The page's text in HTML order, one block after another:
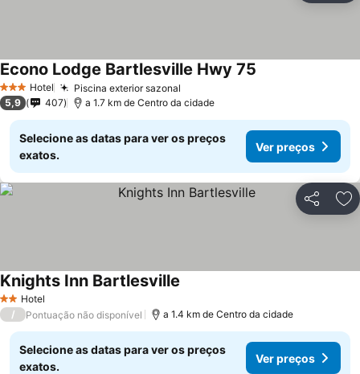
3 EstrelasHotel Piscina exterior sazonal
Econo Lodge Bartlesville Hwy 75
5,9 407 a 1.7 km de Centro da cidade
Selecione as datas para ver os preços
exatos.
Ver preços
Partilhar
2 Estrelas
Hotel
Knights Inn Bartlesville
/ Pontuação não disponível a 1.4 km de Centro da cidade
Selecione as datas para ver os preços
exatos.
Ver preços